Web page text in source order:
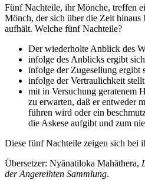
Fünf Nachteile, ihr Mönche, treffen
Mönch, der sich über die Zeit hinaus
aufhält. Welche fünf Nachteile?
Der wiederholte Anblick des
infolge des Anblicks ergibt
infolge der Zugesellung ergibt
infolge der Vertraulichkeit
mit in Versuchung geratenem
zu erwarten, daß er entweder
führen wird oder ein
die Askese aufgibt und zum
Diese fünf Nachteile zeigen sich bei
Übersetzer: Nyānatiloka Mahāthera,
der Angereihten Sammlung.